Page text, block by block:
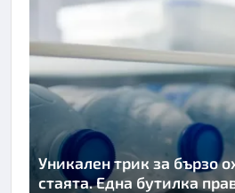
Уникален трик за бързо
стаята. Една бутилка